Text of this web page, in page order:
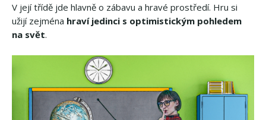
V její třídě jde hlavně o zábavu a hravé prostředí. Hru si
užijí zejména hraví jedinci s optimistickým pohledem
na svět.